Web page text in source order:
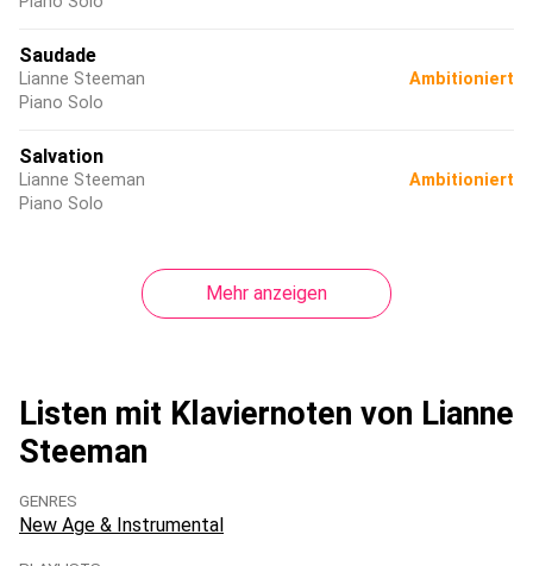
Saudade
Lianne Steeman
Piano Solo
Ambitioniert
Salvation
Lianne Steeman
Piano Solo
Ambitioniert
Mehr anzeigen
Listen mit Klaviernoten von Lianne
Steeman
GENRES
New Age & Instrumental